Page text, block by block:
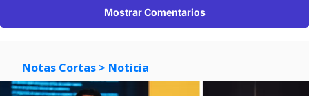
Mostrar Comentarios
Notas Cortas > Noticia